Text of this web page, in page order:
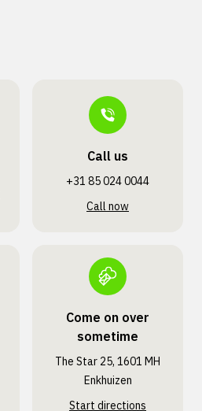
Call us
+31 85 024 0044
Call now
Come on over
sometime
The Star 25, 1601 MH
Enkhuizen
Start directions